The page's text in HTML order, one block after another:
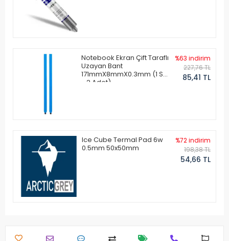
Notebook Ekran Çift Taraflı
Uzayan Bant
171mmX8mmX0.3mm (1 Set
- 2 Adet)
%63 indirim
227,76 TL
85,41 TL
Ice Cube Termal Pad 6w
0.5mm 50x50mm
%72 indirim
198,38 TL
54,66 TL